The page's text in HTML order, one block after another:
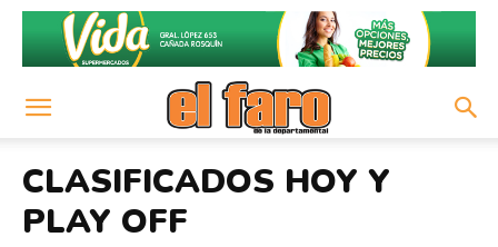
CLASIFICADOS HOY Y
PLAY OFF